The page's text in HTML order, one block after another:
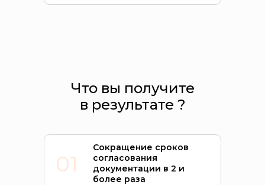
Что вы получите
в результате ?
Сокращение сроков
согласования
документации в 2 и
более раза
01